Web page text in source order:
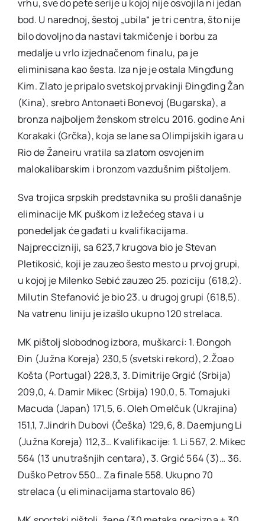
vrhu, sve do pete serije u kojoj nije osvojila ni jedan
bod. U narednoj, šestoj „ubila“ je tri centra, što nije
bilo dovoljno da nastavi takmičenje i borbu za
medalje u vrlo izjednačenom finalu, pa je
eliminisana kao šesta. Iza nje je ostala Mingđung
Kim. Zlato je pripalo svetskoj prvakinji Đingđing Žan
(Kina), srebro Antonaeti Bonevoj (Bugarska), a
bronza najboljem ženskom strelcu 2016. godine Ani
Korakaki (Grčka), koja se lane sa Olimpijskih igara u
Rio de Žaneiru vratila sa zlatom osvojenim
malokalibarskim i bronzom vazdušnim pištoljem.
Sva trojica srpskih predstavnika su prošli današnje
eliminacije MK puškom iz ležećeg stava i u
ponedeljak će gađati u kvalifikacijama.
Najpreccizniji, sa 623,7 krugova bio je Stevan
Pletikosić, koji je zauzeo šesto mesto u prvoj grupi,
u kojoj je Milenko Sebić zauzeo 25. poziciju (618,2).
Milutin Stefanović je bio 23. u drugoj grupi (618,5).
Na vatrenu liniju je izašlo ukupno 120 strelaca.
MK pištolj slobodnog izbora, muškarci: 1. Đongoh
Đin (Južna Koreja) 230,5 (svetski rekord), 2.Žoao
Košta (Portugal) 228,3, 3. Dimitrije Grgić (Srbija)
209,0, 4. Damir Mikec (Srbija) 190,0, 5. Tomajuki
Macuda (Japan) 171,5, 6. Oleh Omelčuk (Ukrajina)
151,1, 7.Jindrih Dubovi (Češka) 129,6, 8. Daemjung Li
(Južna Koreja) 112,3… Kvalifikacije: 1. Li 567, 2. Mikec
564 (13 unutrašnjih centara), 3. Grgić 564 (3)… 36.
Duško Petrov 550… Za finale 558. Ukupno 70
strelaca (u eliminacijama startovalo 86)